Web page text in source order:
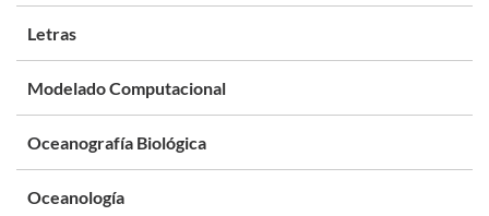
Letras
Modelado Computacional
Oceanografía Biológica
Oceanología